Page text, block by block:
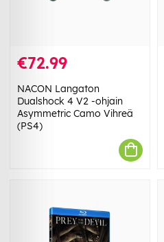
€72.99
NACON Langaton
Dualshock 4 V2 -ohjain
Asymmetric Camo Vihreä
(PS4)